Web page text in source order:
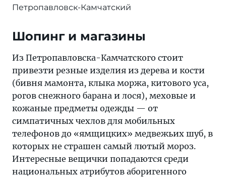
Петропавловск-Камчатский
Шопинг и магазины
Из Петропавловска-Камчатского стоит
привезти резные изделия из дерева и кости
(бивня мамонта, клыка моржа, китового уса,
рогов снежного барана и лося), меховые и
кожаные предметы одежды — от
симпатичных чехлов для мобильных
телефонов до «ямщицких» медвежьих шуб, в
которых не страшен самый лютый мороз.
Интересные вещички попадаются среди
национальных атрибутов аборигенного